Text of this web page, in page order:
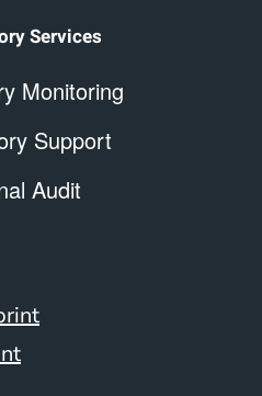
Services
Monitoring
Support
Audit